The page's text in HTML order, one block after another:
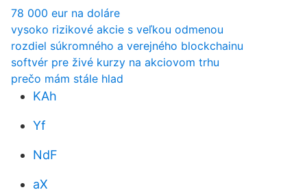
78 000 eur na doláre
vysoko rizikové akcie s veľkou odmenou
rozdiel súkromného a verejného blockchainu
softvér pre živé kurzy na akciovom trhu
prečo mám stále hlad
KAh
Yf
NdF
aX